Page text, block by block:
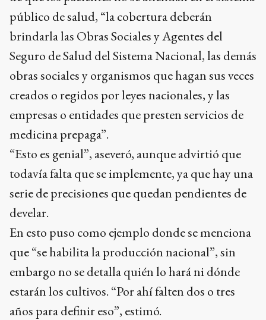
público de salud, “la cobertura deberán
brindarla las Obras Sociales y Agentes del
Seguro de Salud del Sistema Nacional, las demás
obras sociales y organismos que hagan sus veces
creados o regidos por leyes nacionales, y las
empresas o entidades que presten servicios de
medicina prepaga”.
“Esto es genial”, aseveró, aunque advirtió que
todavía falta que se implemente, ya que hay una
serie de precisiones que quedan pendientes de
develar.
En esto puso como ejemplo donde se menciona
que “se habilita la producción nacional”, sin
embargo no se detalla quién lo hará ni dónde
estarán los cultivos. “Por ahí falten dos o tres
años para definir eso”, estimó.